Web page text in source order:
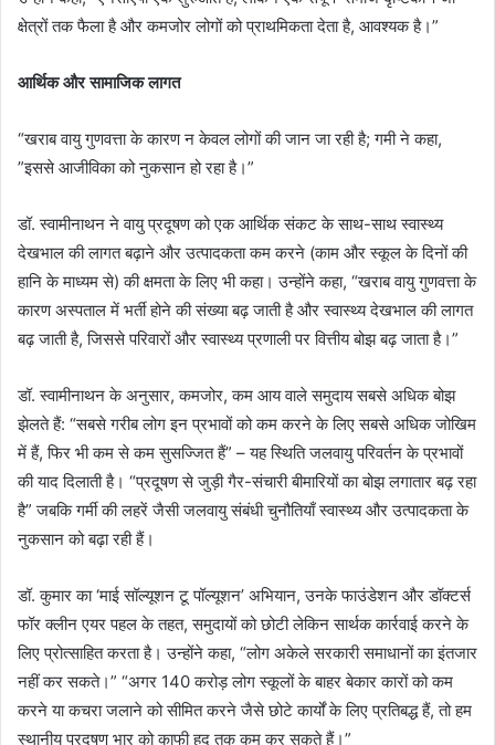
क्षेत्रों तक फैला है और कमजोर लोगों को प्राथमिकता देता है, आवश्यक है।”
आर्थिक और सामाजिक लागत
“खराब वायु गुणवत्ता के कारण न केवल लोगों की जान जा रही है; गमी ने कहा,
”इससे ​​आजीविका को नुकसान हो रहा है।”
डॉ. स्वामीनाथन ने वायु प्रदूषण को एक आर्थिक संकट के साथ-साथ स्वास्थ्य
देखभाल की लागत बढ़ाने और उत्पादकता कम करने (काम और स्कूल के दिनों की
हानि के माध्यम से) की क्षमता के लिए भी कहा। उन्होंने कहा, “खराब वायु गुणवत्ता के
कारण अस्पताल में भर्ती होने की संख्या बढ़ जाती है और स्वास्थ्य देखभाल की लागत
बढ़ जाती है, जिससे परिवारों और स्वास्थ्य प्रणाली पर वित्तीय बोझ बढ़ जाता है।”
डॉ. स्वामीनाथन के अनुसार, कमजोर, कम आय वाले समुदाय सबसे अधिक बोझ
झेलते हैं: “सबसे गरीब लोग इन प्रभावों को कम करने के लिए सबसे अधिक जोखिम
में हैं, फिर भी कम से कम सुसज्जित हैं” – यह स्थिति जलवायु परिवर्तन के प्रभावों
की याद दिलाती है। “प्रदूषण से जुड़ी गैर-संचारी बीमारियों का बोझ लगातार बढ़ रहा
है” जबकि गर्मी की लहरें जैसी जलवायु संबंधी चुनौतियाँ स्वास्थ्य और उत्पादकता के
नुकसान को बढ़ा रही हैं।
डॉ. कुमार का ‘माई सॉल्यूशन टू पॉल्यूशन’ अभियान, उनके फाउंडेशन और डॉक्टर्स
फॉर क्लीन एयर पहल के तहत, समुदायों को छोटी लेकिन सार्थक कार्रवाई करने के
लिए प्रोत्साहित करता है। उन्होंने कहा, “लोग अकेले सरकारी समाधानों का इंतजार
नहीं कर सकते।” “अगर 140 करोड़ लोग स्कूलों के बाहर बेकार कारों को कम
करने या कचरा जलाने को सीमित करने जैसे छोटे कार्यों के लिए प्रतिबद्ध हैं, तो हम
स्थानीय प्रदूषण भार को काफी हद तक कम कर सकते हैं।”